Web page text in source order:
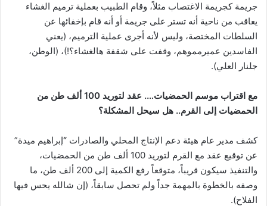
جريمة كجريمة الاغتصاب مثلاً، وقام الطبيب بعملية ترميم الغشاء
يعاقب من ناحية أنه تستر على جريمة أو أنه قام بإخفائها عن
السلطات المختصة، وليس لأنه أجرى عملية الترميم، (يعني
الفاسدين عميرمموهم، وقفت على شقفة هالغشاء؟!)، (الوطن،
جلنار العلي).
مع اقتراب موسم الحمضيات…. عقد لتوريد 100 ألف طن من
الحمضيات إلى القرم.. هل سيحل المشكلة؟
كشف مدير عام هيئة دعم الإنتاج المحلي والصادرات “إبراهيم ميدة”
عن توقيع عقد مع القرم لتوريد 100 ألف طن من الحمضيات،
والتنفيذ سيكون قريباً، متوقعاً رفع الكمية إلى 200 ألف طن، ما
وصفه بالخطوة بالمهمة جداً ولم تحصل سابقاً، (إن شالله يحس فيها
الفلاح).